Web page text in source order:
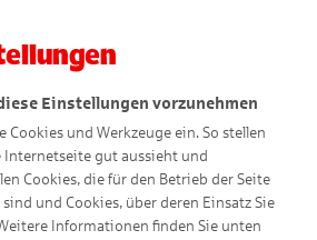
Einstellungen vorzunehmen
Cookies und Werkzeuge ein. So stellen
Internetseite gut aussieht und
Cookies, die für den Betrieb der Seite
und Cookies, über deren Einsatz Sie
Informationen finden Sie unten